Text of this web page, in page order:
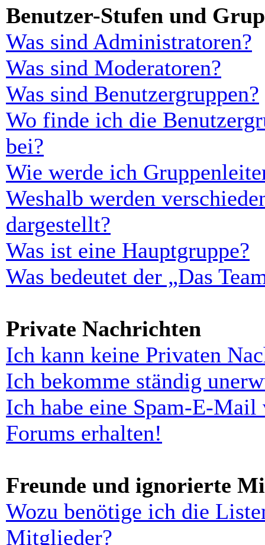
Benutzer-Stufen und
Was sind Administratoren?
Was sind Moderatoren?
Was sind Benutzergruppen?
Wo finde ich die
bei?
Wie werde ich
Weshalb werden
dargestellt?
Was ist eine Hauptgruppe?
Was bedeutet der „Das
Private Nachrichten
Ich kann keine Privaten
Ich bekomme ständig
Ich habe eine Spam-E-
Forums erhalten!
Freunde und ignorierte
Wozu benötige ich die
Mitglieder?